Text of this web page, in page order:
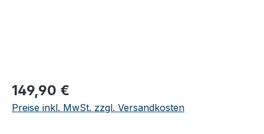
Regulärer Preis:
149,90 €
Preise inkl. MwSt. zzgl. Versandkosten